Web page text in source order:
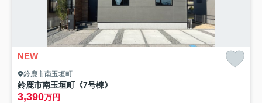
NEW
鈴鹿市南玉垣町
鈴鹿市南玉垣町《7号棟》
3,390万円